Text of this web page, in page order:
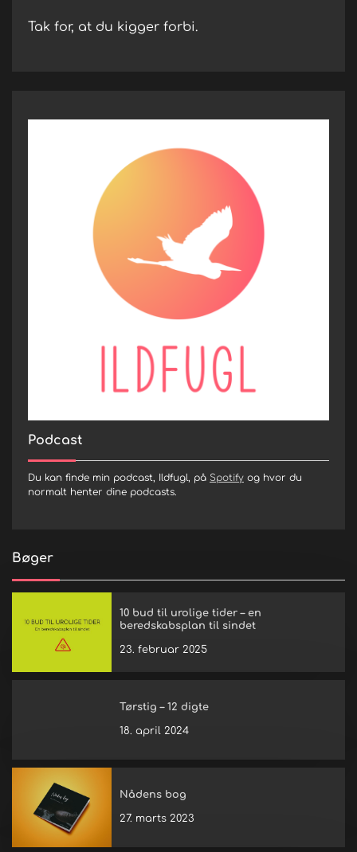
Tak for, at du kigger forbi.
Podcast
Du kan finde min podcast, Ildfugl, på Spotify og hvor du
normalt henter dine podcasts.
Bøger
10 bud til urolige tider – en
beredskabsplan til sindet
23. februar 2025
Tørstig – 12 digte
18. april 2024
Nådens bog
27. marts 2023